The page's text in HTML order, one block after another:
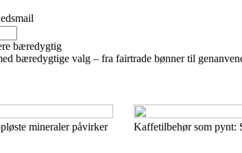
bæredygtig
bæredygtige valg – fra fairtrade bønner til
mineraler påvirker
Kaffetilbehør som pynt: